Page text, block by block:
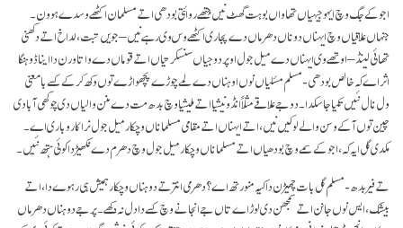
اجوکے جگ وچ ایہو جیہیاں تھاواں بوہت گھٹ نیں جِتھے روائتی بودھی اتے مسلمان اکٹھے وسدے ہوون۔
جنہاں علاقیاں وچ ایہناں دوناں دھرماں دے پجاری اکٹھے وس وی رہے نیں – جویں تبت، لداخ اتے دکھنی
تھائی لینڈ – اوتھے وی ایہناں دے میل جول اوپردوجیاں سنسکرتیاں اتے قوماں دے واتا ورن دا اینا ڈوہنگا
اثر اے کہ خالص بودھی- مسلم مسٔلیاں نوں اوہناں دے لمے چوڑے پچھواڑے توں وکھ کر کے کسے بامعنی
ول نال نئیں تکیا جا سکدا۔ دوجے علاقے مثلاً انڈونیشیا اتے ملیشیا وچ بدھ مت دے منن والیاں دی چوکھی آبادی
چین توں آ کے وسن والے لوکیں نیں، اتے ایہناں اتے مقامی مسلماناں وچکار میل جول نرا کاروباری اے۔
مکدی گل ایہ کہ، اجوکے سمے وچ بودھیاں اتے مسلماناں وچکارمیل جول وچ دھرم دے نکھیڑ دا کوئی ہتھ نئیں۔
تے فیر بدھ- مسلم گل بات چھیڑن دا کیہ منورتھ اے؟ دھرمی انتر تے دوہناں وچکار ہمیش ہی رہوے دا، اتے
بیشک، ایس نوں جانن اتے سمجھن دی لوڑ اے تاں جے انجانے وچ کسے دا دل نہ دکھے۔ پر جے دوہناں دھرماں